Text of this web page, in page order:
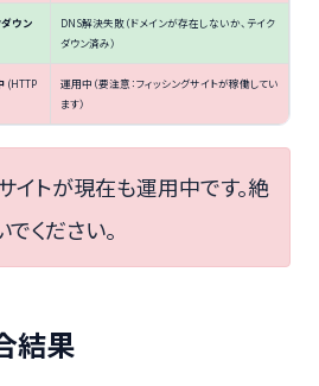
ウン
DNS解決失敗（ドメインが存在しないか、テイク
ダウン済み）
(HTTP
運用中（要注意：フィッシングサイトが稼働してい
ます）
イトが現在も運用中です。絶
ください。
結果